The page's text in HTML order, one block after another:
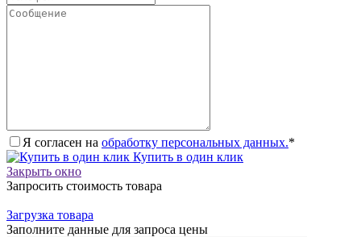
Я согласен на обработку персональных данных.*
Купить в один клик
Закрыть окно
Запросить стоимость товара
Загрузка товара
Заполните данные для запроса цены